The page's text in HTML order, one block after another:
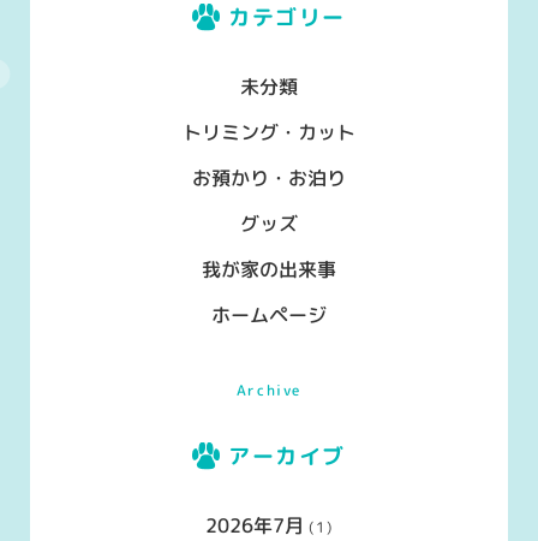
カテゴリー
未分類
トリミング・カット
お預かり・お泊り
グッズ
我が家の出来事
ホームページ
Archive
アーカイブ
2026年7月 (1)